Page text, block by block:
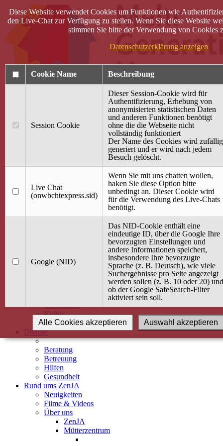
40 Jahre Mütterzentrum
Terminkalender
Gemeinsam aktiv
Gemeinsam unterwegs
wirFAIRändern
Angebot / Kurs suchen
Babybauch & Elternschaft
Gesundheit
Kultur
Alle Kurse
Dienste
Beratung
Betreuung
Hilfen
Gesundheit
Rund ums ZenJA
Neuigkeiten
Filme & Videos
Über uns
ZenJA
Mütterzentrum
Diese Website verwendet Cookies um Funktionen wie
den Live-Chat zur Verfügung zu stellen. Wenn Sie diese Website
stimmen Sie bitte der Verwendung von Cookies
Datenschutzerklärung anzeigen
Cookie Name Beschreibung
Session Cookie
Dieser Session-Cookie wird für
Authentifizierung, Erhebung von
anonymisierten statistischen Daten
und anderen Funktionen benötigt
ohne die die Webseite nicht
vollständig funktioniert
Der Name des Cookies wird zufällig
generiert und er wird nach jedem
Besuch gelöscht.
Live Chat
(onwbchtexpress.sid)
Wenn Sie mit uns chatten wollen,
haken Sie diese Option bitte
unbedingt an. Dieser Cookie wird
für die Verwendung des Live-Chats
benötigt.
Google (NID)
Das NID-Cookie enthält eine
eindeutige ID, über die Google Ihre
bevorzugten Einstellungen und
andere Informationen speichert,
insbesondere Ihre bevorzugte
Sprache (z. B. Deutsch), wie viele
Suchergebnisse pro Seite angezeigt
werden sollen (z. B. 10 oder 20) und
ob der Google SafeSearch-Filter
aktiviert sein soll.
Auswahl akzeptieren
Alle Cookies akzeptieren